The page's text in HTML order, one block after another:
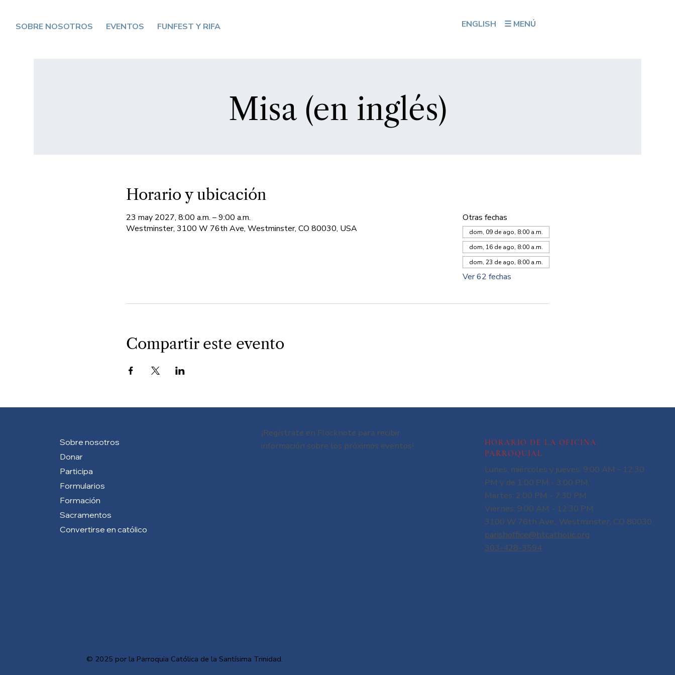
ENGLISH ☰ MENÚ
SOBRE NOSOTROS EVENTOS FUNFEST Y RIFA
Misa (en inglés)
Horario y ubicación
23 may 2027, 8:00 a.m. – 9:00 a.m.
Westminster, 3100 W 76th Ave, Westminster, CO 80030, USA
Otras fechas
dom, 09 de ago, 8:00 a.m.
dom, 16 de ago, 8:00 a.m.
dom, 23 de ago, 8:00 a.m.
Ver 62 fechas
Compartir este evento
Sobre nosotros
Donar
Participa
Formularios
Formación
Sacramentos
Convertirse en católico
© 2025 por la Parroquia Católica de la Santísima Trinidad.
¡Regístrate en Flocknote para recibir
información sobre los próximos eventos!
HORARIO DE LA OFICINA
PARROQUIAL
Lunes, miércoles y jueves: 9:00 AM - 12:30
PM y de 1:00 PM - 3:00 PM.
Martes: 2:00 PM - 7:30 PM
Viernes: 9:00 AM - 12:30 PM
3100 W 76th Ave., Westminster, CO 80030
parishoffice@htcatholic.org
303-428-3594